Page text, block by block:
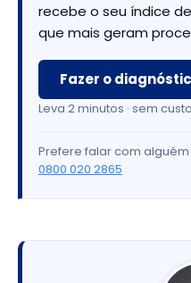
recebe o seu índice
que mais geram
Fazer o
Leva 2 minutos · sem custo
Prefere falar com
0800 020 2865